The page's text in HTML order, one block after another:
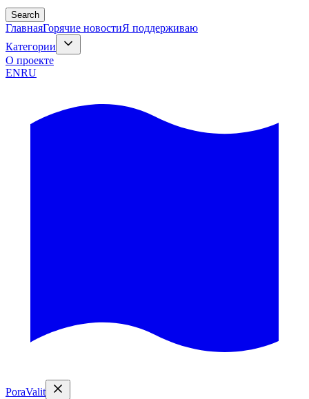
Search
ГлавнаяГорячие новостиЯ поддерживаю
Категории
О проекте
ENRU
PoraValit